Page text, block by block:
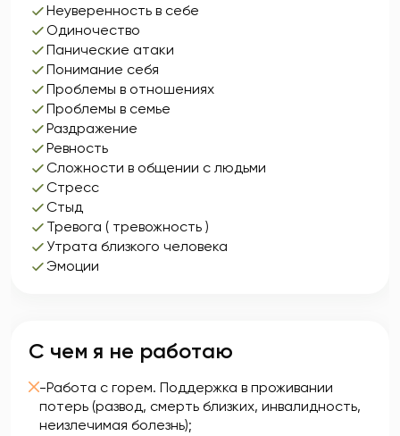
Неуверенность в себе
Одиночество
Панические атаки
Понимание себя
Проблемы в отношениях
Проблемы в семье
Раздражение
Ревность
Сложности в общении с людьми
Стресс
Стыд
Тревога ( тревожность )
Утрата близкого человека
Эмоции
С чем я не работаю
-Работа с горем. Поддержка в проживании
потерь (развод, смерть близких, инвалидность,
неизлечимая болезнь);